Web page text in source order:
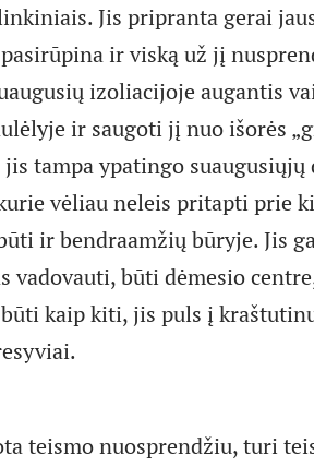
Jis pripranta gerai
ir viską už jį
izoliacijoje augantis
ir saugoti jį nuo išorės
tampa ypatingo suaugusiųjų
vėliau neleis pritapti prie
ir bendraamžių būryje. Jis
vadovauti, būti dėmesio
kaip kiti, jis puls į
teismo nuosprendžiu, turi